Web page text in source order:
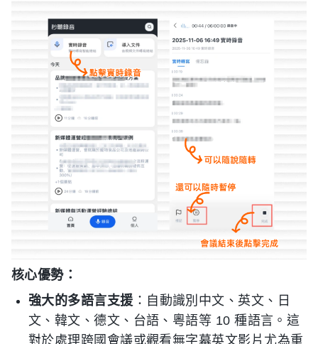
核心優勢：
強大的多語言支援 ：自動識別中文、英文、日
文、韓文、德文、台語、粵語等 10 種語言。這
對於處理跨國會議或觀看無字幕英文影片尤為重